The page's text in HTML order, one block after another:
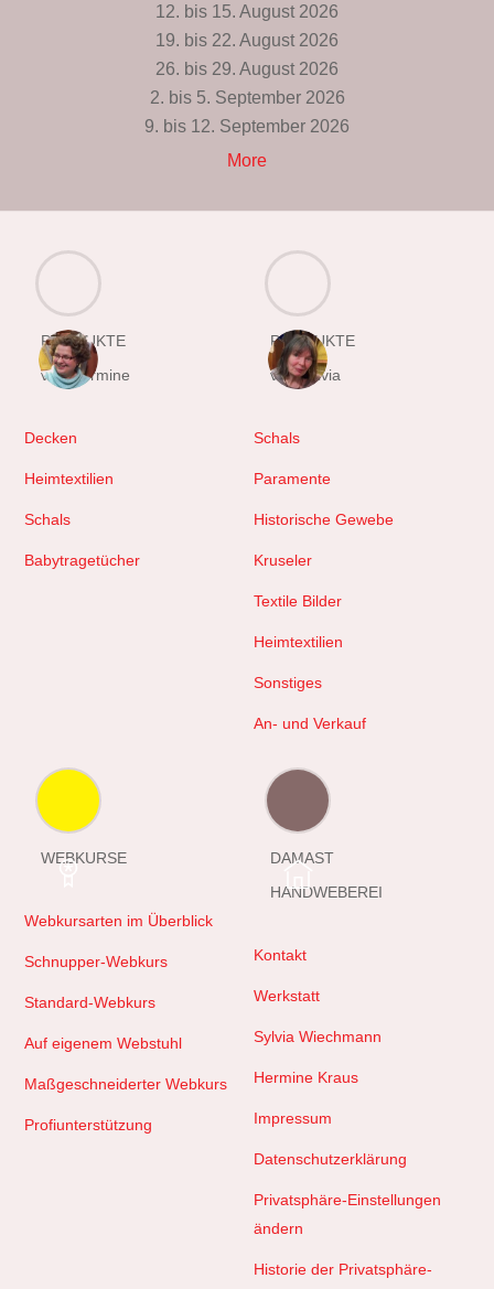
12. bis 15. August 2026
19. bis 22. August 2026
26. bis 29. August 2026
2. bis 5. September 2026
9. bis 12. September 2026
More
PRODUKTE
von Hermine
Decken
Heimtextilien
Schals
Babytragetücher
PRODUKTE
von Sylvia
Schals
Paramente
Historische Gewebe
Kruseler
Textile Bilder
Heimtextilien
Sonstiges
An- und Verkauf
WEBKURSE
Webkursarten im Überblick
Schnupper-Webkurs
Standard-Webkurs
Auf eigenem Webstuhl
Maßgeschneiderter Webkurs
Profiunterstützung
DAMAST
HANDWEBEREI
Kontakt
Werkstatt
Sylvia Wiechmann
Hermine Kraus
Impressum
Datenschutzerklärung
Privatsphäre-Einstellungen
ändern
Historie der Privatsphäre-